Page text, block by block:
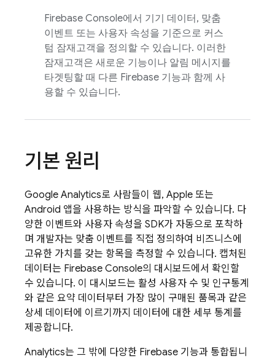
Firebase Console에서 기기 데이터, 맞춤
이벤트 또는 사용자 속성을 기준으로 커스
텀 잠재고객을 정의할 수 있습니다. 이러한
잠재고객은 새로운 기능이나 알림 메시지를
타겟팅할 때 다른 Firebase 기능과 함께 사
용할 수 있습니다.
기본 원리
Google Analytics로 사람들이 웹, Apple 또는
Android 앱을 사용하는 방식을 파악할 수 있습니다. 다
양한 이벤트와 사용자 속성을 SDK가 자동으로 포착하
며 개발자는 맞춤 이벤트를 직접 정의하여 비즈니스에
고유한 가치를 갖는 항목을 측정할 수 있습니다. 캡처된
데이터는 Firebase Console의 대시보드에서 확인할
수 있습니다. 이 대시보드는 활성 사용자 수 및 인구통계
와 같은 요약 데이터부터 가장 많이 구매된 품목과 같은
상세 데이터에 이르기까지 데이터에 대한 세부 통계를
제공합니다.
Analytics는 그 밖에 다양한 Firebase 기능과 통합됩니